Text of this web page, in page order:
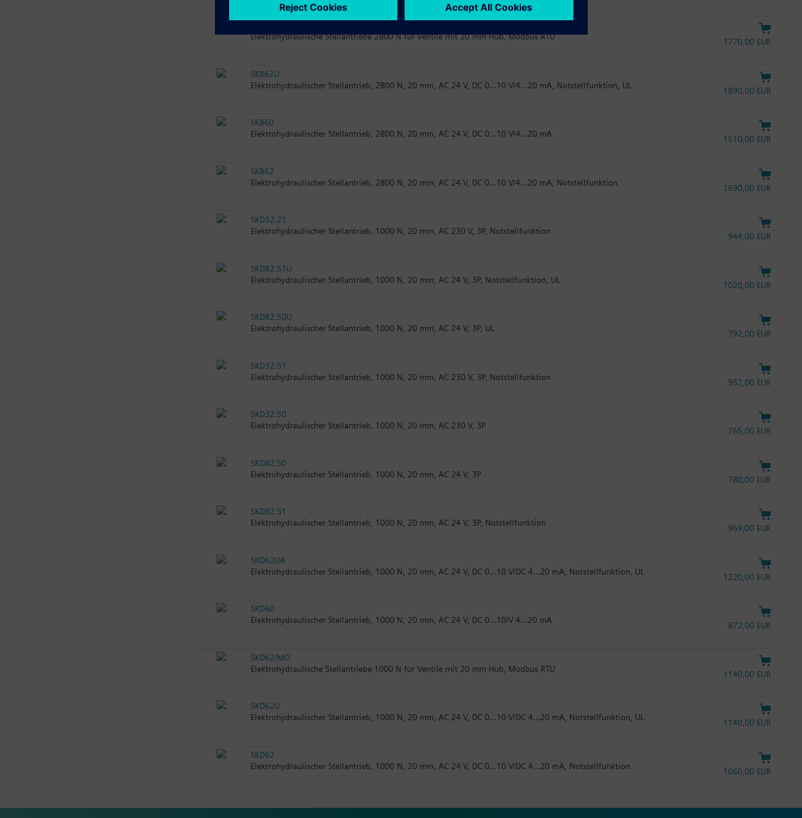
Elektrohydraulische Stellantriebe 2800 N für Ventile mit 20 mm Hub, Modbus RTU
1770,00 EUR
SKB62U
Elektrohydraulischer Stellantrieb, 2800 N, 20 mm, AC 24 V, DC 0...10 V/4...20 mA, Notstellfunktion, UL
1890,00 EUR
SKB60
Elektrohydraulischer Stellantrieb, 2800 N, 20 mm, AC 24 V, DC 0...10 V/4...20 mA
1510,00 EUR
SKB62
Elektrohydraulischer Stellantrieb, 2800 N, 20 mm, AC 24 V, DC 0...10 V/4...20 mA, Notstellfunktion
1690,00 EUR
SKD32.21
Elektrohydraulischer Stellantrieb, 1000 N, 20 mm, AC 230 V, 3P, Notstellfunktion
944,00 EUR
SKD82.51U
Elektrohydraulischer Stellantrieb, 1000 N, 20 mm, AC 24 V, 3P, Notstellfunktion, UL
1020,00 EUR
SKD82.50U
Elektrohydraulischer Stellantrieb, 1000 N, 20 mm, AC 24 V, 3P, UL
792,00 EUR
SKD32.51
Elektrohydraulischer Stellantrieb, 1000 N, 20 mm, AC 230 V, 3P, Notstellfunktion
952,00 EUR
SKD32.50
Elektrohydraulischer Stellantrieb, 1000 N, 20 mm, AC 230 V, 3P
765,00 EUR
SKD82.50
Elektrohydraulischer Stellantrieb, 1000 N, 20 mm, AC 24 V, 3P
780,00 EUR
SKD82.51
Elektrohydraulischer Stellantrieb, 1000 N, 20 mm, AC 24 V, 3P, Notstellfunktion
969,00 EUR
SKD62UA
Elektrohydraulischer Stellantrieb, 1000 N, 20 mm, AC 24 V, DC 0...10 V/DC 4...20 mA, Notstellfunktion, UL
1220,00 EUR
SKD60
Elektrohydraulischer Stellantrieb, 1000 N, 20 mm, AC 24 V, DC 0...10/V 4...20 mA
872,00 EUR
SKD62/MO
Elektrohydraulische Stellantriebe 1000 N für Ventile mit 20 mm Hub, Modbus RTU
1140,00 EUR
SKD62U
Elektrohydraulischer Stellantrieb, 1000 N, 20 mm, AC 24 V, DC 0...10 V/DC 4...20 mA, Notstellfunktion, UL
1140,00 EUR
SKD62
Elektrohydraulischer Stellantrieb, 1000 N, 20 mm, AC 24 V, DC 0...10 V/DC 4...20 mA, Notstellfunktion
1060,00 EUR